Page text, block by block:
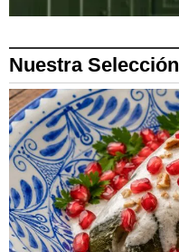
Nuestra Selección